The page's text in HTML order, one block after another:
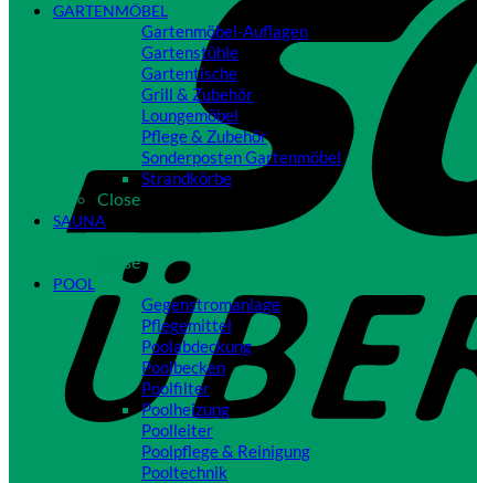
GARTENMÖBEL
Gartenmöbel-Auflagen
Gartenstühle
Gartentische
Grill & Zubehör
Loungemöbel
Pflege & Zubehör
Sonderposten Gartenmöbel
Strandkörbe
Close
SAUNA
Close
POOL
Gegenstromanlage
Pflegemittel
Poolabdeckung
Poolbecken
Poolfilter
Poolheizung
Poolleiter
Poolpflege & Reinigung
Pooltechnik